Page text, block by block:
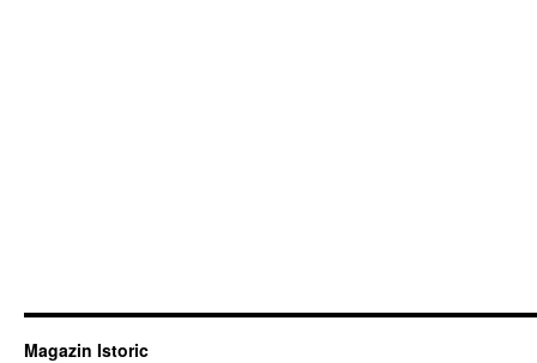
Magazin Istoric